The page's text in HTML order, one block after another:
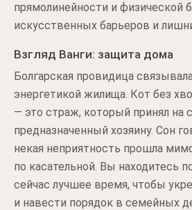
прямолинейности и физической
искусственных барьеров и
Взгляд Ванги: защита дома
Болгарская провидица
энергетикой жилища. Кот без
— это страж, который принял на
предназначенный хозяину. Сон
некая неприятность прошла
по касательной. Вы находитесь
сейчас лучшее время, чтобы
и навести порядок в семейных